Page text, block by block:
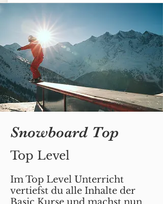
Snowboard Top
Top Level
Im Top Level Unterricht
vertiefst du alle Inhalte der